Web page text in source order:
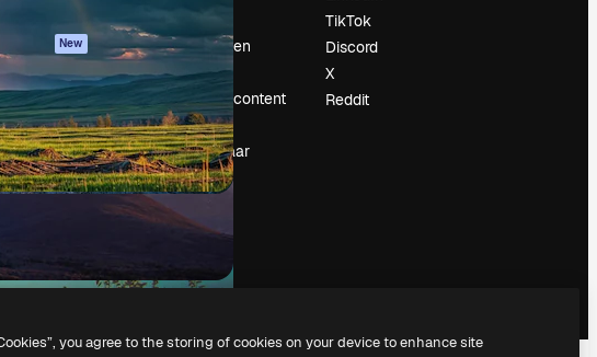
New
Evenementen
Slidesgo
Verkoop je content
Perszaal
Op zoek naar
magnific.ai
TikTok
Discord
X
Reddit
you agree to the storing of cookies on your device to enhance site